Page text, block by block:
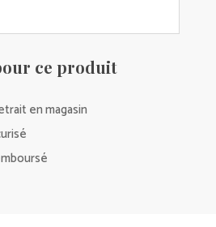
ce produit
en magasin